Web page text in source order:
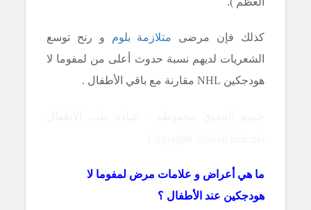
كذلك فإن مرضى متلازمة بلوم و رنح توسع
الشعريات لديهم نسبة حدوث أعلى من لمفوما لا
هودجكين NHL مقارنة مع باقي الأطفال .
ما هي أعراض و علامات مرض لمفوما لا
هودجكين عند الأطفال ؟